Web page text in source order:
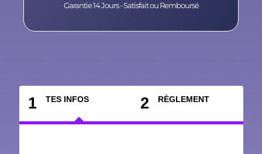
Garantie 14 Jours - Satisfait ou Remboursé
1 TES INFOS 2 RÈGLEMENT